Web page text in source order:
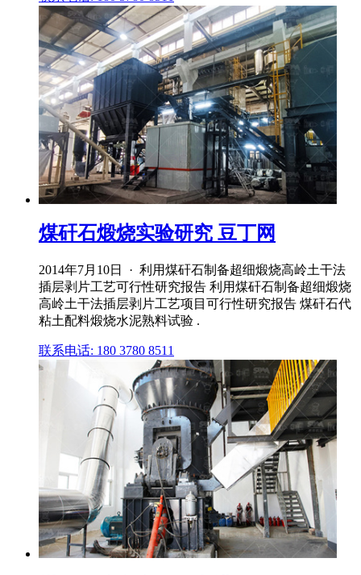
煤矸石煅烧实验研究 豆丁网
2014年7月10日 · 利用煤矸石制备超细煅烧高岭土干法
插层剥片工艺可行性研究报告 利用煤矸石制备超细煅烧
高岭土干法插层剥片工艺项目可行性研究报告 煤矸石代
粘土配料煅烧水泥熟料试验 .
联系电话: 180 3780 8511